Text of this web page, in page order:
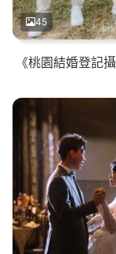
45
《桃園結婚登記